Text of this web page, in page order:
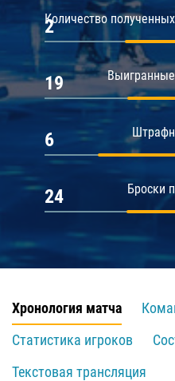
Количество
2
19
6
Броски
24
Хронология матча
Статистика игроков
Текстовая трансляция